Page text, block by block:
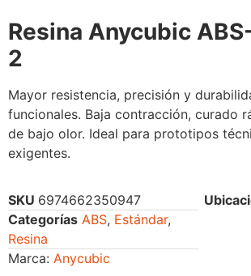
Resina Anycubic
2
Mayor resistencia, precisión y
funcionales. Baja contracción, curado
de bajo olor. Ideal para prototipos
exigentes.
SKU 6974662350947
Categorías ABS, Estándar,
Resina
Marca: Anycubic